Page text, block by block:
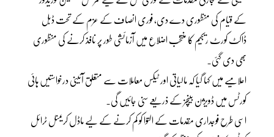
کے قیام کی منظوری دے دی، فوری انصاف کے عزم کے تحت ڈبل
ڈاکٹ کورٹ ریجیم کا منتخب اضلاع میں آزمائشی طور پر نافذ کرنے کی منظوری
بھی دی گئی۔
اعلامیے میں کہا گیا کہ مالیاتی اور ٹیکس معاملات سے متعلق آئینی درخواستیں ہائی
کورٹس میں ڈویژن بینچز کے ذریعے سنی جائیں گی۔
اسی طرح فوجداری مقدمات کے التوا کو کم کرنے کے لیے ماڈل کریمنل ٹرائل